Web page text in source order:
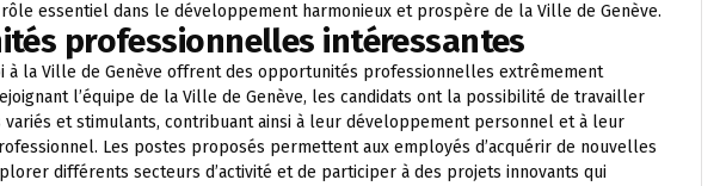
essentiel dans le développement harmonieux et prospère de la Ville de Genève.
professionnelles intéressantes
à la Ville de Genève offrent des opportunités professionnelles extrêmement
l’équipe de la Ville de Genève, les candidats ont la possibilité de travailler
variés et stimulants, contribuant ainsi à leur développement personnel et à leur
Les postes proposés permettent aux employés d’acquérir de nouvelles
différents secteurs d’activité et de participer à des projets innovants qui